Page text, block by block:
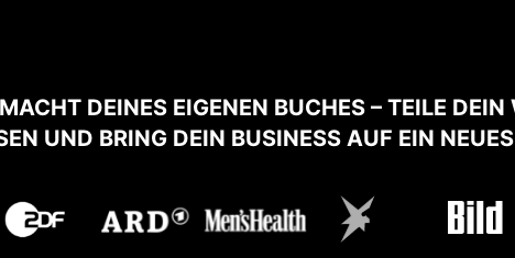
DEINES EIGENEN BUCHES – TEILE DEIN
UND BRING DEIN BUSINESS AUF EIN